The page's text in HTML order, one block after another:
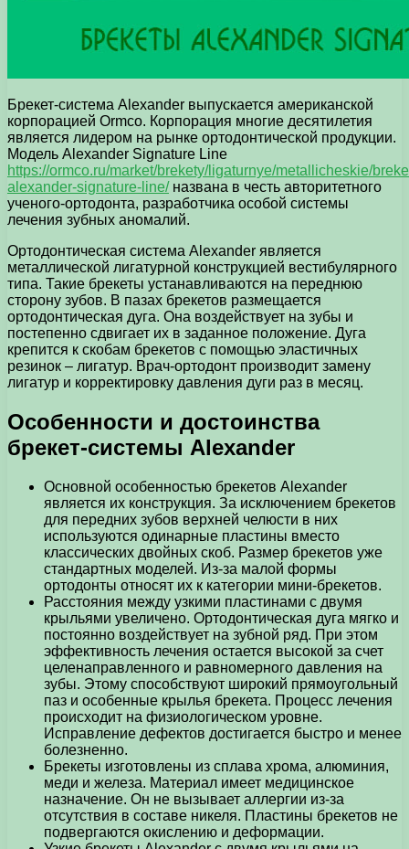
Брекет-система Alexander выпускается американской
корпорацией Ormco. Корпорация многие десятилетия
является лидером на рынке ортодонтической продукции.
Модель Alexander Signature Line
https://ormco.ru/market/brekety/ligaturnye/metallicheskie/
alexander-signature-line/названа в честь авторитетного
ученого-ортодонта, разработчика особой системы
лечения зубных аномалий.
Ортодонтическая система Alexander является
металлической лигатурной конструкцией вестибулярного
типа. Такие брекеты устанавливаются на переднюю
сторону зубов. В пазах брекетов размещается
ортодонтическая дуга. Она воздействует на зубы и
постепенно сдвигает их в заданное положение. Дуга
крепится к скобам брекетов с помощью эластичных
резинок – лигатур. Врач-ортодонт производит замену
лигатур и корректировку давления дуги раз в месяц.
Особенности и достоинства
брекет-системы Alexander
Основной особенностью брекетов Alexander
является их конструкция. За исключением брекетов
для передних зубов верхней челюсти в них
используются одинарные пластины вместо
классических двойных скоб. Размер брекетов уже
стандартных моделей. Из-за малой формы
ортодонты относят их к категории мини-брекетов.
Расстояния между узкими пластинами с двумя
крыльями увеличено. Ортодонтическая дуга мягко и
постоянно воздействует на зубной ряд. При этом
эффективность лечения остается высокой за счет
целенаправленного и равномерного давления на
зубы. Этому способствуют широкий прямоугольный
паз и особенные крылья брекета. Процесс лечения
происходит на физиологическом уровне.
Исправление дефектов достигается быстро и менее
болезненно.
Брекеты изготовлены из сплава хрома, алюминия,
меди и железа. Материал имеет медицинское
назначение. Он не вызывает аллергии из-за
отсутствия в составе никеля. Пластины брекетов не
подвергаются окислению и деформации.